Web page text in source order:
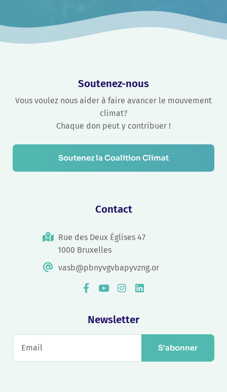
Soutenez-nous
Vous voulez nous aider à faire avancer le mouvement
climat?
Chaque don peut y contribuer !
Soutenez la Coalition Climat
Contact
Rue des Deux Églises 47
1000 Bruxelles
vasb@pbnyvgvbapyvzng.or
Newsletter
S'abonner